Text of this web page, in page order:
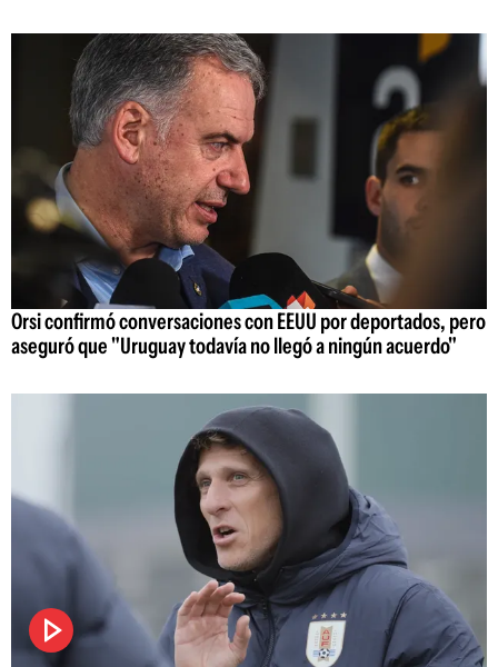
Orsi confirmó conversaciones con EEUU por deportados, pero
aseguró que "Uruguay todavía no llegó a ningún acuerdo"